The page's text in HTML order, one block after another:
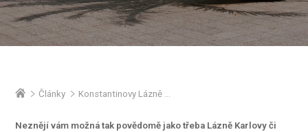
Články
Neznějí vám možná tak povědomě jako třeba Lázně Karlovy či